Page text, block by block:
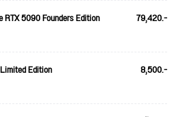
RTX 5090 Founders Edition 79,420.-
Edition 8,500.-